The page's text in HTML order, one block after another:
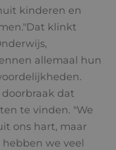
kinderen en
klinkt
allemaal hun
dat
te vinden. "We
ons hart, maar
hebben we veel